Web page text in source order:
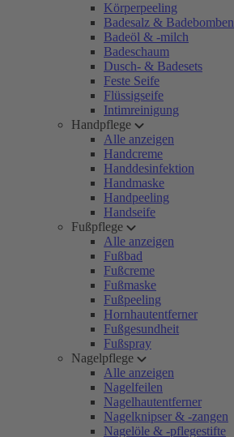
Körperpeeling
Badesalz & Badebomben
Badeöl & -milch
Badeschaum
Dusch- & Badesets
Feste Seife
Flüssigseife
Intimreinigung
Handpflege
Alle anzeigen
Handcreme
Handdesinfektion
Handmaske
Handpeeling
Handseife
Fußpflege
Alle anzeigen
Fußbad
Fußcreme
Fußmaske
Fußpeeling
Hornhautentferner
Fußgesundheit
Fußspray
Nagelpflege
Alle anzeigen
Nagelfeilen
Nagelhautentferner
Nagelknipser & -zangen
Nagelöle & -pflegestifte